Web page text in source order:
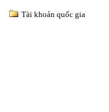
Tài khoản quốc gia